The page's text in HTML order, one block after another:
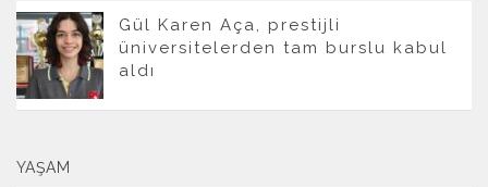
Gül Karen Aça, prestijli
üniversitelerden tam burslu kabul
aldı
YAŞAM